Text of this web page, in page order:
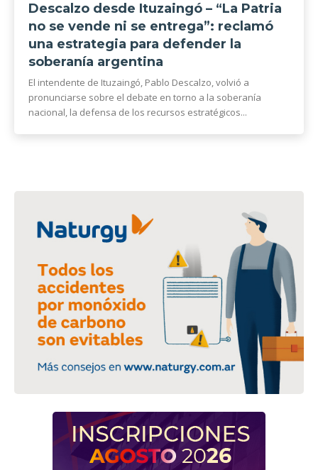
Descalzo desde Ituzaingó – “La Patria
no se vende ni se entrega”: reclamó
una estrategia para defender la
soberanía argentina
El intendente de Ituzaingó, Pablo Descalzo, volvió a
pronunciarse sobre el debate en torno a la soberanía
nacional, la defensa de los recursos estratégicos...